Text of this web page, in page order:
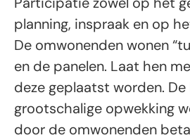
planning, inspraak en op
De omwonenden wonen
en de panelen. Laat hen
deze geplaatst worden.
grootschalige opwekking
door de omwonenden